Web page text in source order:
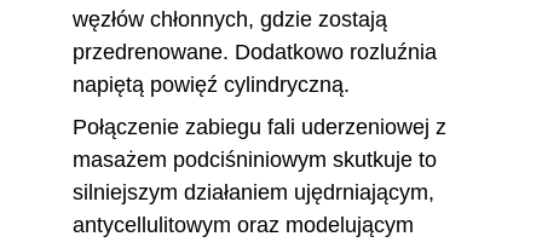
węzłów chłonnych, gdzie zostają
przedrenowane. Dodatkowo rozluźnia
napiętą powięź cylindryczną.
Połączenie zabiegu fali uderzeniowej z
masażem podciśniniowym skutkuje to
silniejszym działaniem ujędrniającym,
antycellulitowym oraz modelującym